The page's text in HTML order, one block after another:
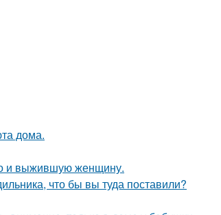
дома.
и выжившую женщину.
что бы вы туда поставили?